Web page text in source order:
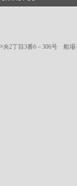
央2丁目3番6－306号 船